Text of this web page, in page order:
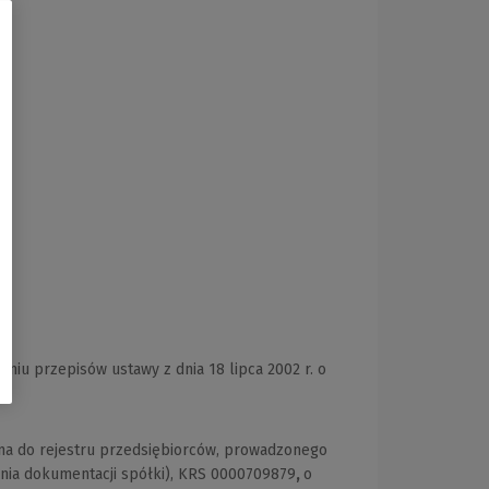
przepisów ustawy z dnia 18 lipca 2002 r. o
do rejestru przedsiębiorców, prowadzonego
dokumentacji spółki), KRS 0000709879, o